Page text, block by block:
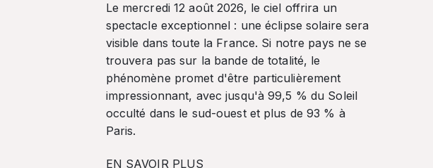
Le mercredi 12 août 2026, le ciel offrira un
spectacle exceptionnel : une éclipse solaire sera
visible dans toute la France. Si notre pays ne se
trouvera pas sur la bande de totalité, le
phénomène promet d'être particulièrement
impressionnant, avec jusqu'à 99,5 % du Soleil
occulté dans le sud-ouest et plus de 93 % à
Paris.
EN SAVOIR PLUS